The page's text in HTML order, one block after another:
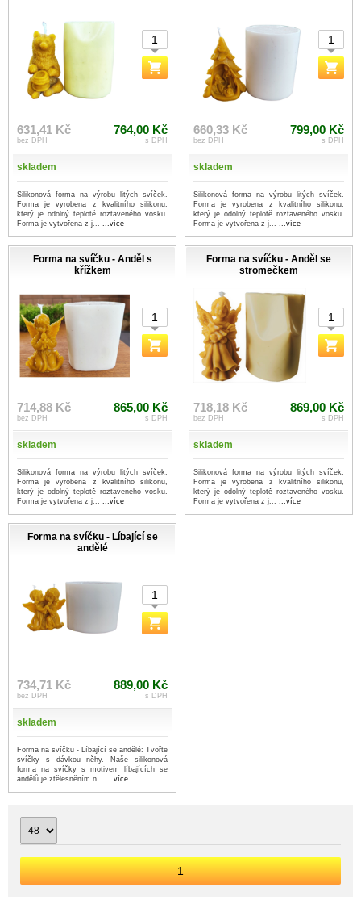
631,41 Kč
bez DPH
764,00 Kč
s DPH
skladem
Silikonová forma na výrobu litých svíček.
Forma je vyrobena z kvalitního silikonu,
který je odolný teplotě roztaveného vosku.
Forma je vytvořena z j... ...více
660,33 Kč
bez DPH
799,00 Kč
s DPH
skladem
Silikonová forma na výrobu litých svíček.
Forma je vyrobena z kvalitního silikonu,
který je odolný teplotě roztaveného vosku.
Forma je vytvořena z j... ...více
Forma na svíčku - Anděl s
křížkem
714,88 Kč
bez DPH
865,00 Kč
s DPH
skladem
Silikonová forma na výrobu litých svíček.
Forma je vyrobena z kvalitního silikonu,
který je odolný teplotě roztaveného vosku.
Forma je vytvořena z j... ...více
Forma na svíčku - Anděl se
stromečkem
718,18 Kč
bez DPH
869,00 Kč
s DPH
skladem
Silikonová forma na výrobu litých svíček.
Forma je vyrobena z kvalitního silikonu,
který je odolný teplotě roztaveného vosku.
Forma je vytvořena z j... ...více
Forma na svíčku - Líbající se
andělé
734,71 Kč
bez DPH
889,00 Kč
s DPH
skladem
Forma na svíčku - Líbající se andělé: Tvořte
svíčky s dávkou něhy. Naše silikonová
forma na svíčky s motivem líbajících se
andělů je ztělesněním n... ...více
1